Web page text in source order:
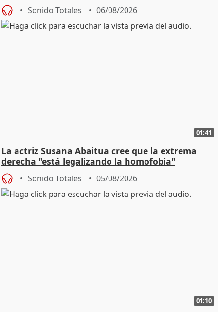
Sonido Totales 06/08/2026
01:41
La actriz Susana Abaitua cree que la extrema
derecha "está legalizando la homofobia"
Sonido Totales 05/08/2026
01:10